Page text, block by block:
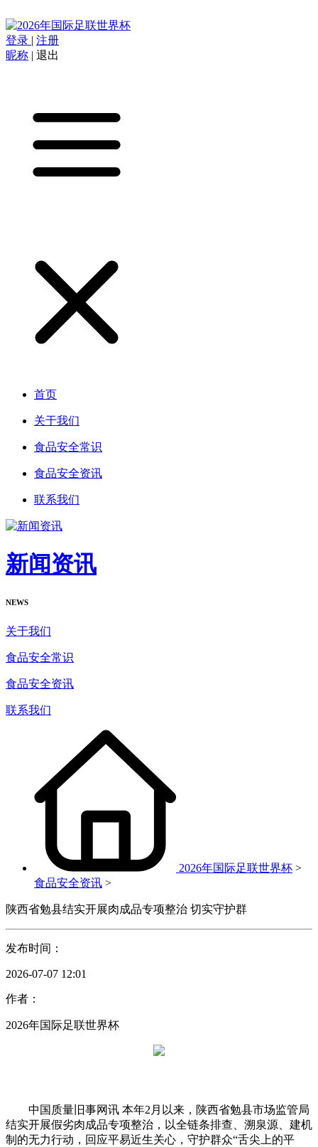
登录 | 注册
昵称 | 退出
首页
关于我们
食品安全常识
食品安全资讯
联系我们
新闻资讯
NEWS
关于我们
食品安全常识
食品安全资讯
联系我们
2026年国际足联世界杯 >
食品安全资讯 >
陕西省勉县结实开展肉成品专项整治 切实守护群
发布时间：
2026-07-07 12:01
作者：
2026年国际足联世界杯
中国质量旧事网讯 本年2月以来，陕西省勉县市场监管局
结实开展假劣肉成品专项整治，以全链条排查、溯泉源、建机
制的无力行动，回应平易近生关心，守护群众“舌尖上的平